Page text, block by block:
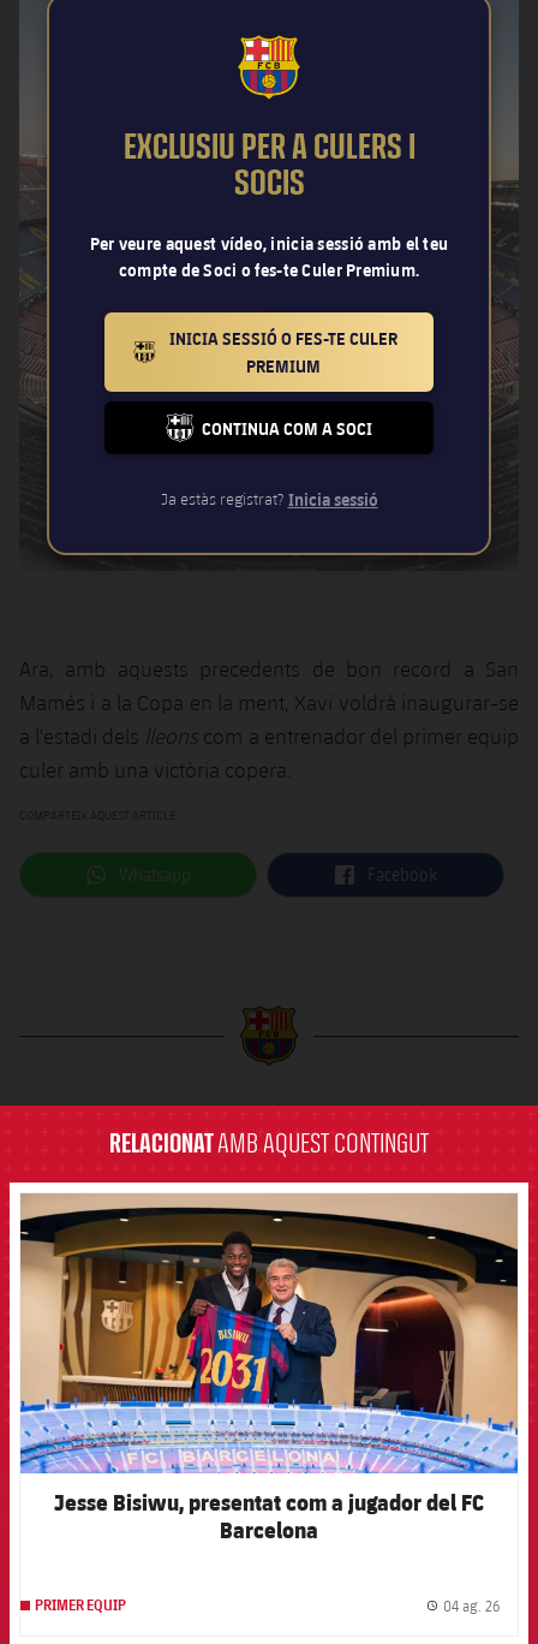
FCB Barcelona badge
EXCLUSIU PER A CULERS I
SOCIS
Per veure aquest vídeo, inicia sessió amb el teu
compte de Soci o fes-te Culer Premium.
BARCELONA BADGE GOLD
INICIA SESSIÓ O FES-TE CULER
PREMIUM
FC BARCELONA CLUB BADGE
CONTINUA COM A SOCI
Ja estàs registrat? Inicia sessió
Ara, amb aquests precedents de bon record a San
Mamés i a la Copa en la ment, Xavi voldrà inaugurar-se
a l'estadi dels lleons com a entrenador del primer equip
culer amb una victòria copera.
label.aria.whatsapp
Whatsapp label.aria.facebook
Facebook
RELACIONATAMB AQUEST CONTINGUT
Jesse Bisiwu, presentat com a jugador del FC
Barcelona
PRIMER EQUIP 04 ag. 26